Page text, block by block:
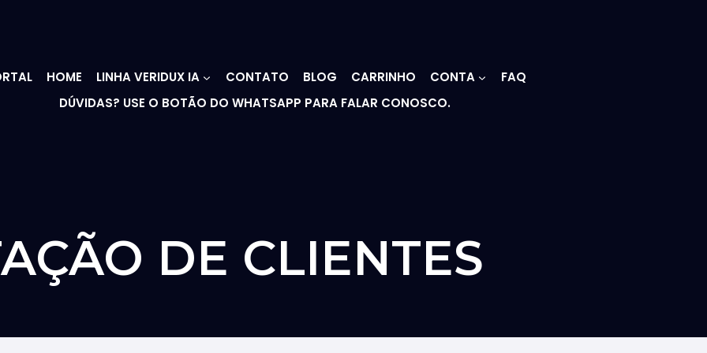
HOME LINHA VERIDUX IA CONTATO BLOG CARRINHO CONTA
FAQ
DÚVIDAS? USE O BOTÃO DO WHATSAPP PARA FALAR CONOSCO.
DE CLIENTES